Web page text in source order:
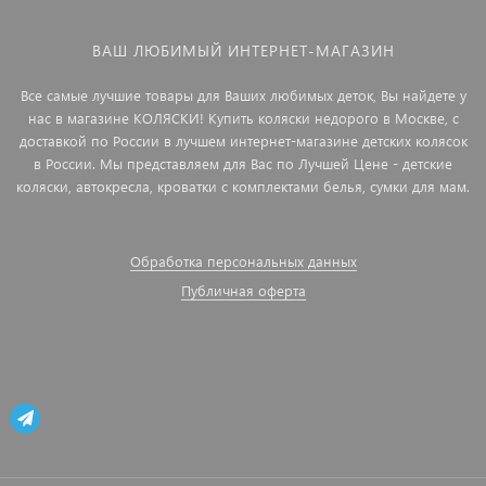
ВАШ ЛЮБИМЫЙ ИНТЕРНЕТ-МАГАЗИН
Все самые лучшие товары для Ваших любимых деток, Вы найдете у
нас в магазине КОЛЯСКИ! Купить коляски недорого в Москве, с
доставкой по России в лучшем интернет-магазине детских колясок
в России. Мы представляем для Вас по Лучшей Цене - детские
коляски, автокресла, кроватки с комплектами белья, сумки для мам.
Обработка персональных данных
Публичная оферта